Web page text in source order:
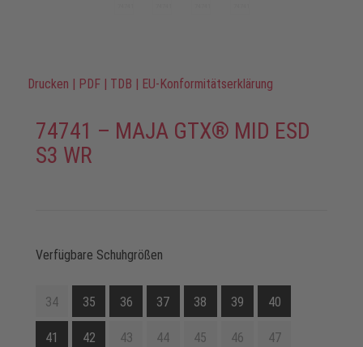
Drucken | PDF | TDB | EU-Konformitätserklärung
74741 – MAJA GTX® MID ESD
S3 WR
Verfügbare Schuhgrößen
34 35 36 37 38 39 40
41 42 43 44 45 46 47